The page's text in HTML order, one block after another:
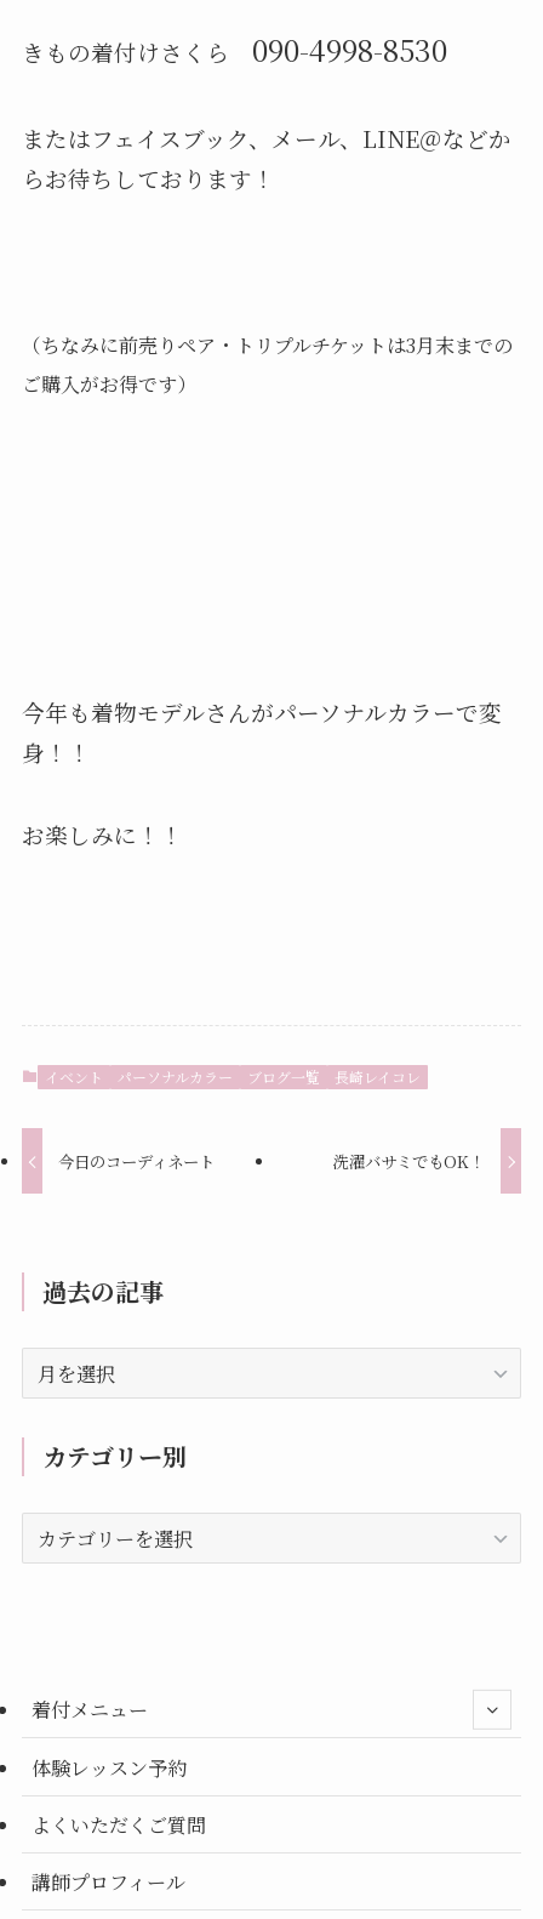
きもの着付けさくら 090-4998-8530
またはフェイスブック、メール、LINE＠などか
らお待ちしております！
（ちなみに前売りペア・トリプルチケットは3月末までの
ご購入がお得です）
今年も着物モデルさんがパーソナルカラーで変
身！！
お楽しみに！！
イベント パーソナルカラー ブログ一覧 長崎レイコレ
今日のコーディネート 洗濯バサミでもOK！
過去の記事
去
事
カテゴリー別
テ
着付メニュー
体験レッスン予約
よくいただくご質問
講師プロフィール